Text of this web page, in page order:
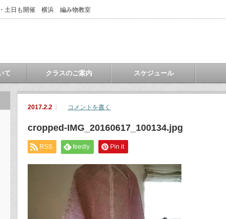
土日も開催 横浜 編み物教室
て クラスのご案内 スケジュール
2017.2.2 コメントを書く
cropped-IMG_20160617_100134.jpg
RSS feedly Pin it